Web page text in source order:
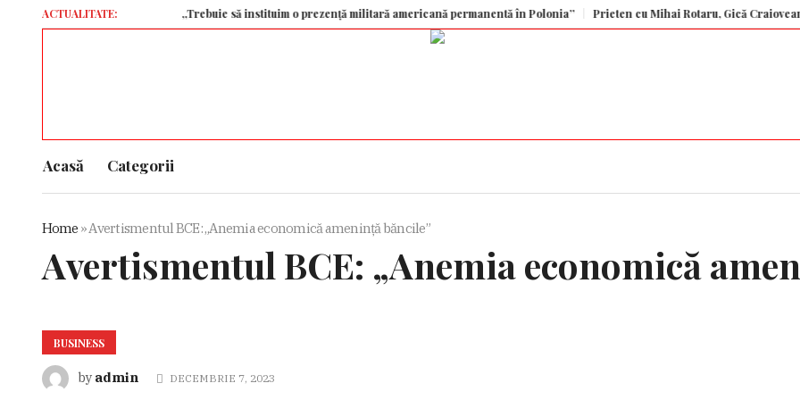
ACTUALITATE: „Trebuie să instituim o prezență militară americană permanentă în Polonia” Prieten cu Mihai Rotaru, Gică Craioveanu a
Acasă Categorii
Home »Avertismentul BCE: „Anemia economică amenință băncile”
Avertismentul BCE: „Anemia economică
BUSINESS
by admin DECEMBRIE 7, 2023